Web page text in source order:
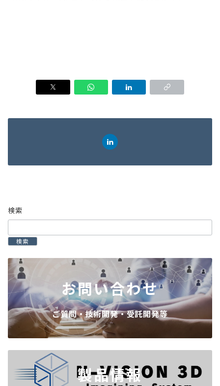
検索
検索
お問い合わせ
ご質問・技術開発・受託開発等
製品情報